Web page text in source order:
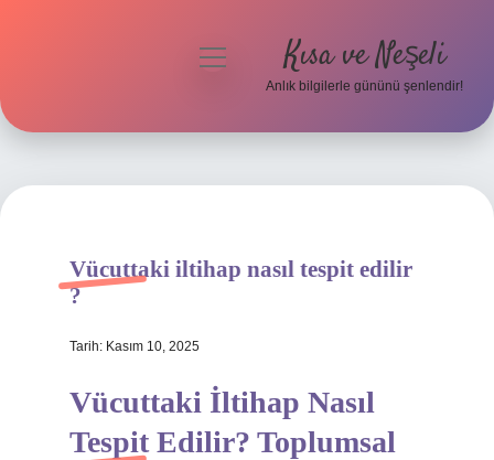
Hakkımızda
menüyü
Kısa ve Neşeli
Anlık bilgilerle gününü şenlendir!
Vücuttaki iltihap nasıl tespit edilir
?
Tarih: Kasım 10, 2025
Vücuttaki İltihap Nasıl
Tespit Edilir? Toplumsal